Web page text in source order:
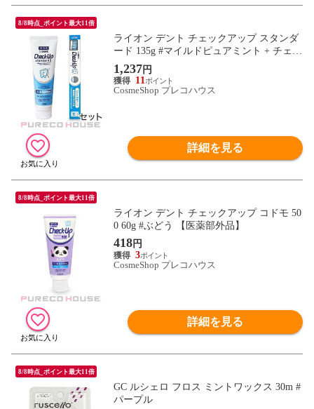
8/8時点_ポイント最大11倍
ライオン デント チェックアップ スタンダ
ード 135g #マイルドピュアミント + チェッ
クアップ 歯ブラシ M 【セット】
1,237 円
11
CosmeShop プレコハウス
詳細を見る
8/8時点_ポイント最大11倍
ライオン デント チェックアップ コドモ 50
0 60g #ぶどう 【医薬部外品】
418円
3
CosmeShop プレコハウス
詳細を見る
8/8時点_ポイント最大11倍
GC ルシェロ フロス ミントワックス 30m #
パープル